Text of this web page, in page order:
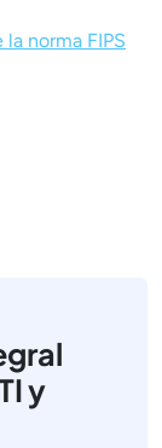
norma FIPS
y